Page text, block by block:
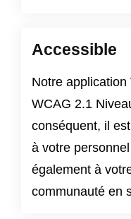
Accessible
Notre application
WCAG 2.1
conséquent, il
à votre
également à
communauté en